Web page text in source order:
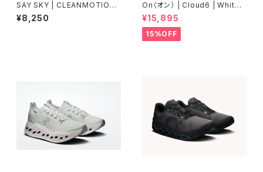
SAY SKY | CLEANMOTIONT
ANK | BLACK | Men
¥8,250
On（オン） | Cloud6 | White/
White | Men
¥15,895
15%OFF